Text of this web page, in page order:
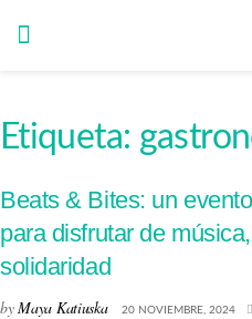
Etiqueta:
Beats & Bites: un
para disfrutar de
solidaridad
byMaya Katiuska 20 NOVIEMBRE, 2024